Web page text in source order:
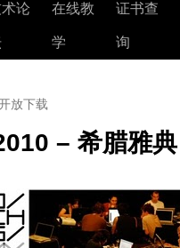
论 在线教
学
证书查
询
放下载
– 希腊雅典